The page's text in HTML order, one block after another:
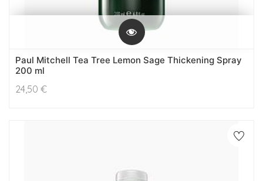
Paul Mitchell Tea Tree Lemon Sage Thickening Spray
200 ml
24,50 €